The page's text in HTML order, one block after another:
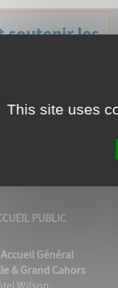
soutenir les
PUBLIC
Accueil Général
& Grand Cahors
This site uses